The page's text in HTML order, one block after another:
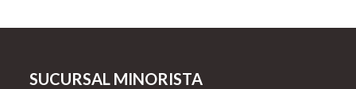
SUCURSAL MINORISTA